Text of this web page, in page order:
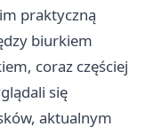
praktyczną
biurkiem
coraz częściej
się
aktualnym